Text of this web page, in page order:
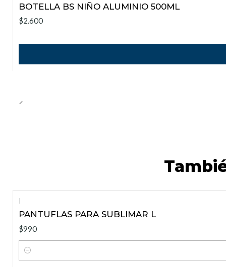
BOTELLA BS NIÑO ALUMINIO 500ML
$2.600
|
PANTUFLAS PARA SUBLIMAR L
$990
Cantidad